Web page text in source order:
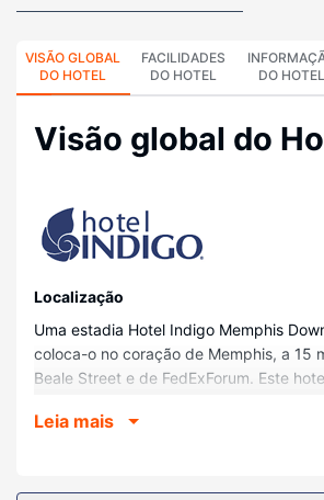
VISÃO GLOBAL
DO HOTEL
FACILIDADES
DO HOTEL
DO HOTEL
Visão global do
Localização
Uma estadia Hotel Indigo Memphis
coloca-o no coração de Memphis, a 15
Beale Street e de FedExForum. Este
de Bass Pro Shops at the Pyramid.
Sinta-se em casa num dos 118 quartos
Leia mais